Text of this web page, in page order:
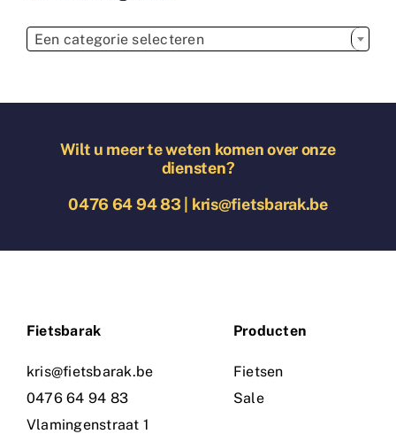
Een categorie selecteren
Wilt u meer te weten komen over onze
diensten?
0476 64 94 83| kris@fietsbarak.be
Fietsbarak
kris@fietsbarak.be
0476 64 94 83
Vlamingenstraat 1
Producten
Fietsen
Sale